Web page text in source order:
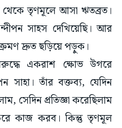
থেকে তৃণমূলে আসা ঋতব্রত।
সাহস দেখিয়েছি। আর
দ্রুত ছড়িয়ে পড়ুক।
একরাশ ক্ষোভ উগরে
সাহা। তাঁর বক্তব্য, যেদিন
সেদিন প্রতিজ্ঞা করেছিলাম
করে কাজ করব। কিন্তু তৃণমূল